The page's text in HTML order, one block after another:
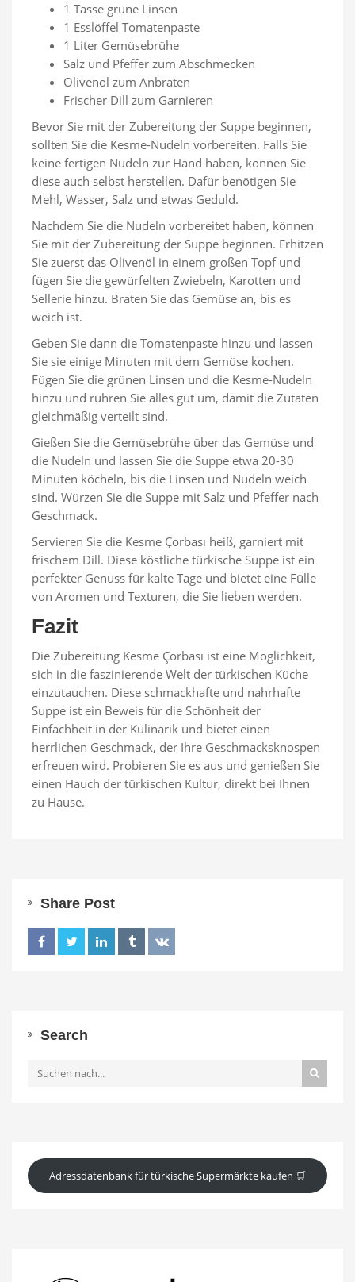
1 Tasse grüne Linsen
1 Esslöffel Tomatenpaste
1 Liter Gemüsebrühe
Salz und Pfeffer zum Abschmecken
Olivenöl zum Anbraten
Frischer Dill zum Garnieren
Bevor Sie mit der Zubereitung der Suppe beginnen,
sollten Sie die Kesme-Nudeln vorbereiten. Falls Sie
keine fertigen Nudeln zur Hand haben, können Sie
diese auch selbst herstellen. Dafür benötigen Sie
Mehl, Wasser, Salz und etwas Geduld.
Nachdem Sie die Nudeln vorbereitet haben, können
Sie mit der Zubereitung der Suppe beginnen. Erhitzen
Sie zuerst das Olivenöl in einem großen Topf und
fügen Sie die gewürfelten Zwiebeln, Karotten und
Sellerie hinzu. Braten Sie das Gemüse an, bis es
weich ist.
Geben Sie dann die Tomatenpaste hinzu und lassen
Sie sie einige Minuten mit dem Gemüse kochen.
Fügen Sie die grünen Linsen und die Kesme-Nudeln
hinzu und rühren Sie alles gut um, damit die Zutaten
gleichmäßig verteilt sind.
Gießen Sie die Gemüsebrühe über das Gemüse und
die Nudeln und lassen Sie die Suppe etwa 20-30
Minuten köcheln, bis die Linsen und Nudeln weich
sind. Würzen Sie die Suppe mit Salz und Pfeffer nach
Geschmack.
Servieren Sie die Kesme Çorbası heiß, garniert mit
frischem Dill. Diese köstliche türkische Suppe ist ein
perfekter Genuss für kalte Tage und bietet eine Fülle
von Aromen und Texturen, die Sie lieben werden.
Fazit
Die Zubereitung Kesme Çorbası ist eine Möglichkeit,
sich in die faszinierende Welt der türkischen Küche
einzutauchen. Diese schmackhafte und nahrhafte
Suppe ist ein Beweis für die Schönheit der
Einfachheit in der Kulinarik und bietet einen
herrlichen Geschmack, der Ihre Geschmacksknospen
erfreuen wird. Probieren Sie es aus und genießen Sie
einen Hauch der türkischen Kultur, direkt bei Ihnen
zu Hause.
Share Post
Search
Adressdatenbank für türkische Supermärkte kaufen 🛒